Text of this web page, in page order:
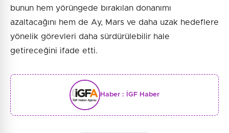
bunun hem yörüngede bırakılan donanımı
azaltacağını hem de Ay, Mars ve daha uzak hedeflere
yönelik görevleri daha sürdürülebilir hale
getireceğini ifade etti.
Haber : İGF Haber